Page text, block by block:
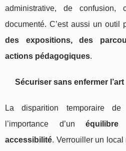
administrative, de
documenté. C’est aussi un outil
des expositions, des
actions pédagogiques.
Sécuriser sans enfermer l’art
La disparition temporaire
l’importance d’un
accessibilité. Verrouiller un